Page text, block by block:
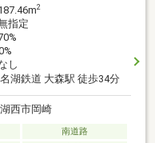
2
指定
し
湖鉄道 大森駅 徒歩34分
西市岡崎
南道路